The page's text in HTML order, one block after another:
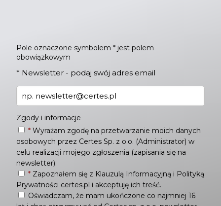
Pole oznaczone symbolem * jest polem
obowiązkowym
* Newsletter - podaj swój adres email
Zgody i informacje
* Wyrażam zgodę na przetwarzanie moich danych
osobowych przez Certes Sp. z o.o. (Administrator) w
celu realizacji mojego zgłoszenia (zapisania się na
newsletter).
* Zapoznałem się z Klauzulą Informacyjną i Polityką
Prywatności certes.pl i akceptuję ich treść.
Oświadczam, że mam ukończone co najmniej 16